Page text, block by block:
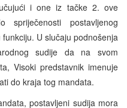
i one iz tačke 2. ove
postavljenog
U slučaju podnošenja
sudije da na svom
Visoki predstavnik imenuje
do kraja tog mandata.
postavljeni sudija mora